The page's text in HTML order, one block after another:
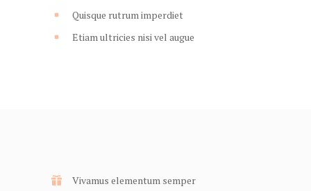
Quisque rutrum imperdiet
Etiam ultricies nisi vel augue
Vivamus elementum semper